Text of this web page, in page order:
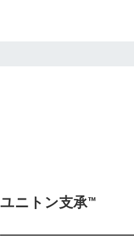
ユニトン支承™